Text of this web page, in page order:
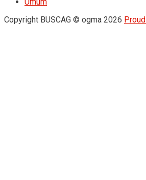
Copyright BUSCAG © ogma 2026